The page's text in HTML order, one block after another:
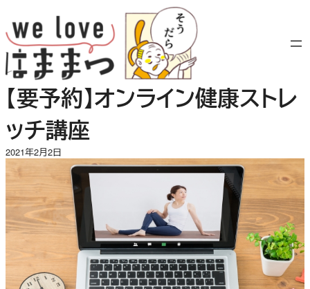
容
を
ス
キ
ッ
プ
【要予約】オンライン健康ストレ
ッチ講座
2021年2月2日